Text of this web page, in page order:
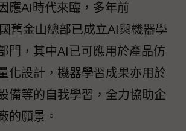
應AI時代來臨，多年前
舊金山總部已成立AI與機器學
門，其中AI已可應用於產品仿
化設計，機器學習成果亦用於
備等的自我學習，全力協助企
的願景。